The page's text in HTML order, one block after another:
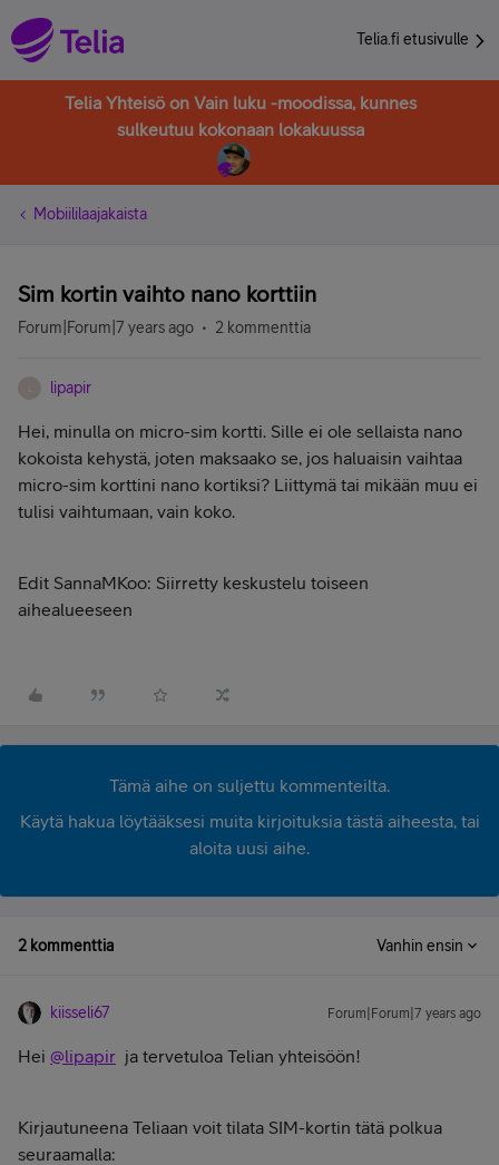
Telia.fi etusivulle
Telia Yhteisö on Vain luku -moodissa, kunnes
sulkeutuu kokonaan lokakuussa
Mobiililaajakaista
Sim kortin vaihto nano korttiin
Forum|Forum|7 years ago 2 kommenttia
lipapir
Hei, minulla on micro-sim kortti. Sille ei ole sellaista nano
kokoista kehystä, joten maksaako se, jos haluaisin vaihtaa
micro-sim korttini nano kortiksi? Liittymä tai mikään muu ei
tulisi vaihtumaan, vain koko.
Edit SannaMKoo: Siirretty keskustelu toiseen
aihealueeseen
Tämä aihe on suljettu kommenteilta.
Käytä hakua löytääksesi muita kirjoituksia tästä aiheesta, tai
aloita uusi aihe.
2 kommenttia Vanhin ensin
kiisseli67 Forum|Forum|7 years ago
Hei @lipapir ja tervetuloa Telian yhteisöön!
Kirjautuneena Teliaan voit tilata SIM-kortin tätä polkua
seuraamalla: